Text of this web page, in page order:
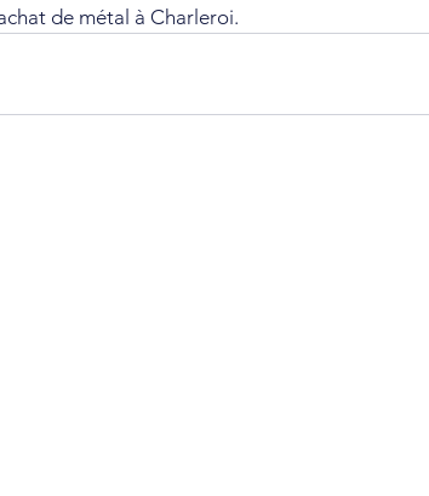
de métal à Charleroi.